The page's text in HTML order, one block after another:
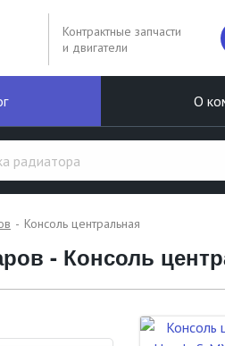
Контрактные запчасти
и двигатели
О
Консоль центральная
- Консоль